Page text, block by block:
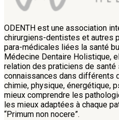
ODENTH est une association
chirurgiens-dentistes et autres
para-médicales liées la santé
Médecine Dentaire Holistique,
relation des praticiens de santé
connaissances dans différents
chimie, physique, énergétique,
mieux comprendre les
les mieux adaptées à chaque
“Primum non nocere”.